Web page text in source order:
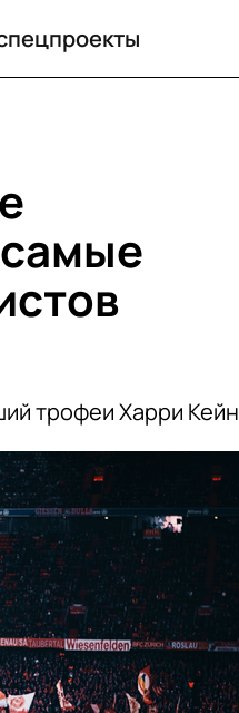
трофеи Харри Кейн